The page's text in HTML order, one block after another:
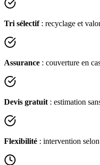
Tri sélectif: recyclage et
Assurance : couverture en
Devis gratuit : estimation
Flexibilité : intervention